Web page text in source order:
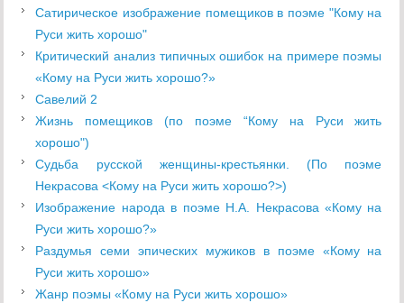
Сатирическое изображение помещиков в поэме "Кому на
Руси жить хорошо"
Критический анализ типичных ошибок на примере поэмы
«Кому на Руси жить хорошо?»
Савелий 2
Жизнь помещиков (по поэме “Кому на Руси жить
хорошо")
Судьба русской женщины-крестьянки. (По поэме
Некрасова <Кому на Руси жить хорошо?>)
Изображение народа в поэме Н.А. Некрасова «Кому на
Руси жить хорошо?»
Раздумья семи эпических мужиков в поэме «Кому на
Руси жить хорошо»
Жанр поэмы «Кому на Руси жить хорошо»